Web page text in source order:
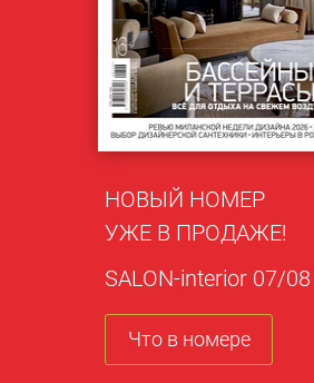
НОВЫЙ НОМЕР
УЖЕ В ПРОДАЖЕ!
SALON-interior 07/
Что в номере